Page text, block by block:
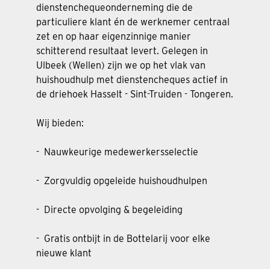
dienstenchequeonderneming die de
particuliere klant én de werknemer centraal
zet en op haar eigenzinnige manier
schitterend resultaat levert. Gelegen in
Ulbeek (Wellen) zijn we op het vlak van
huishoudhulp met dienstencheques actief in
de driehoek Hasselt - Sint-Truiden - Tongeren.
Wij bieden:
- Nauwkeurige medewerkersselectie
- Zorgvuldig opgeleide huishoudhulpen
- Directe opvolging & begeleiding
- Gratis ontbijt in de Bottelarij voor elke
nieuwe klant